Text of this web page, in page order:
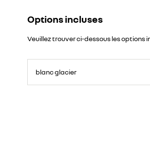
Options incluses
Veuillez trouver ci-dessous les options
blanc glacier